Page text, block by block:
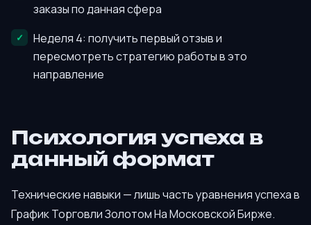
заказы по данная сфера
Неделя 4: получить первый отзыв и
пересмотреть стратегию работы в это
направление
Психология успеха в
данный формат
Технические навыки — лишь часть уравнения успеха в
График Торговли Золотом На Московской Бирже.